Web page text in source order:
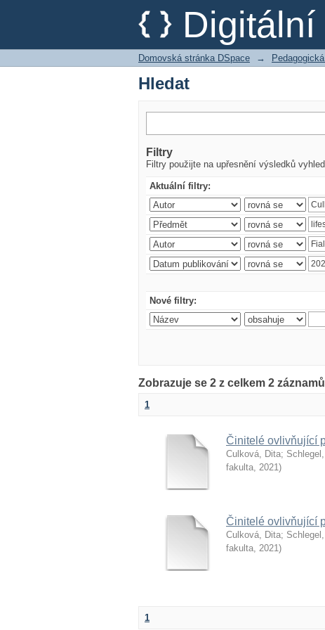
Hledat
Domovská stránka DSpace →
Hledat
Filtry
Filtry použijte na upřesnění výsledků
Aktuální filtry:
Nové filtry:
Zobrazuje se 2 z celkem 2
1
Činitelé ovlivňující
Culková, Dita;
fakulta, 2021)
Činitelé ovlivňující
Culková, Dita;
fakulta, 2021)
1